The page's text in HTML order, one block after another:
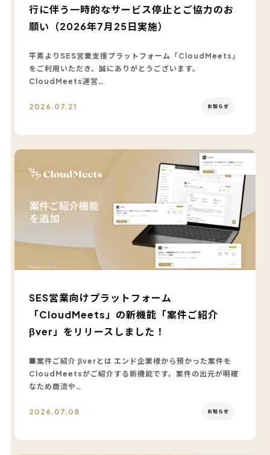
行に伴う一時的なサービス停止とご協力のお
願い（2026年7月25日実施）
平素よりSES営業支援プラットフォーム「CloudMeets」
をご利用いただき、誠にありがとうございます。
CloudMeets運営…
2026.07.21 お知らせ
SES営業向けプラットフォーム
「CloudMeets」の新機能「案件ご紹介
βver」をリリースしました！
■案件ご紹介 βverとは エンド企業様から預かった案件を
CloudMeetsがご紹介する新機能です。案件の出元が明確
なため商流や…
2026.07.08 お知らせ